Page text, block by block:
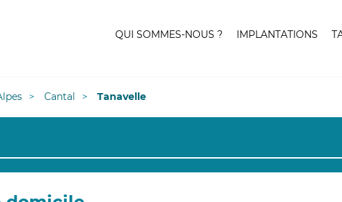
QUI SOMMES-NOUS ? IMPLANTATIONS
Cantal Tanavelle